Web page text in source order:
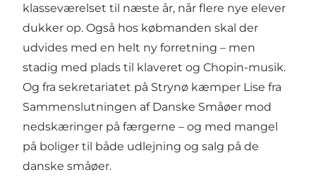
klasseværelset til næste år, når flere nye elever
dukker op. Også hos købmanden skal der
udvides med en helt ny forretning – men
stadig med plads til klaveret og Chopin-musik.
Og fra sekretariatet på Strynø kæmper Lise fra
Sammenslutningen af Danske Småøer mod
nedskæringer på færgerne – og med mangel
på boliger til både udlejning og salg på de
danske småøer.